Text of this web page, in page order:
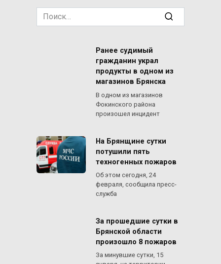
Search
for:
Ранее судимый
гражданин украл
продукты в одном из
магазинов Брянска
В одном из магазинов
Фокинского района
произошел инцидент
На Брянщине сутки
потушили пять
техногенных пожаров
Об этом сегодня, 24
февраля, сообщила пресс-
служба
За прошедшие сутки в
Брянской области
произошло 8 пожаров
За минувшие сутки, 15